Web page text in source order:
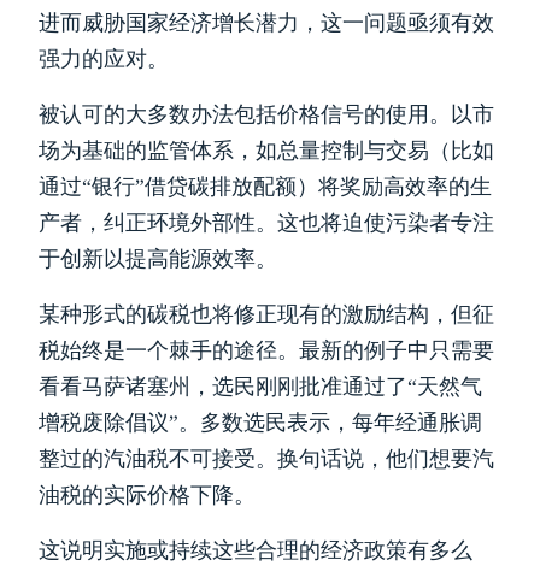
进而威胁国家经济增长潜力，这一问题亟须有效
强力的应对。
被认可的大多数办法包括价格信号的使用。以市
场为基础的监管体系，如总量控制与交易（比如
通过“银行”借贷碳排放配额）将奖励高效率的生
产者，纠正环境外部性。这也将迫使污染者专注
于创新以提高能源效率。
某种形式的碳税也将修正现有的激励结构，但征
税始终是一个棘手的途径。最新的例子中只需要
看看马萨诸塞州，选民刚刚批准通过了“天然气
增税废除倡议”。多数选民表示，每年经通胀调
整过的汽油税不可接受。换句话说，他们想要汽
油税的实际价格下降。
这说明实施或持续这些合理的经济政策有多么